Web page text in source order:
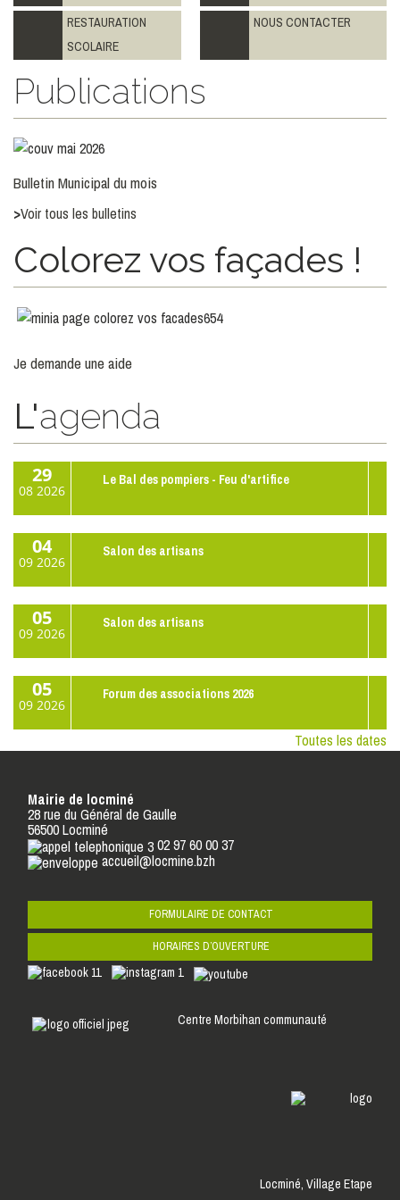
RESTAURATION
SCOLAIRE
NOUS CONTACTER
Publications
Bulletin Municipal du mois
>Voir tous les bulletins
Colorez vos façades !
Je demande une aide
L'agenda
29
08 2026
Le Bal des pompiers - Feu d'artifice
04
09 2026
Salon des artisans
05
09 2026
Salon des artisans
05
09 2026
Forum des associations 2026
Toutes les dates
Mairie de locminé
28 rue du Général de Gaulle
56500 Locminé
02 97 60 00 37
accueil@locmine.bzh
FORMULAIRE DE CONTACT
HORAIRES D’OUVERTURE
Centre Morbihan communauté
Locminé, Village Etape